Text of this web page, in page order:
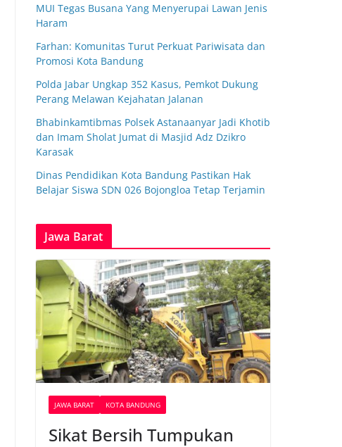
MUI Tegas Busana Yang Menyerupai Lawan Jenis
Haram
Farhan: Komunitas Turut Perkuat Pariwisata dan
Promosi Kota Bandung
Polda Jabar Ungkap 352 Kasus, Pemkot Dukung
Perang Melawan Kejahatan Jalanan
Bhabinkamtibmas Polsek Astanaanyar Jadi Khotib
dan Imam Sholat Jumat di Masjid Adz Dzikro
Karasak
Dinas Pendidikan Kota Bandung Pastikan Hak
Belajar Siswa SDN 026 Bojongloa Tetap Terjamin
Jawa Barat
JAWA BARAT KOTA BANDUNG
Sikat Bersih Tumpukan